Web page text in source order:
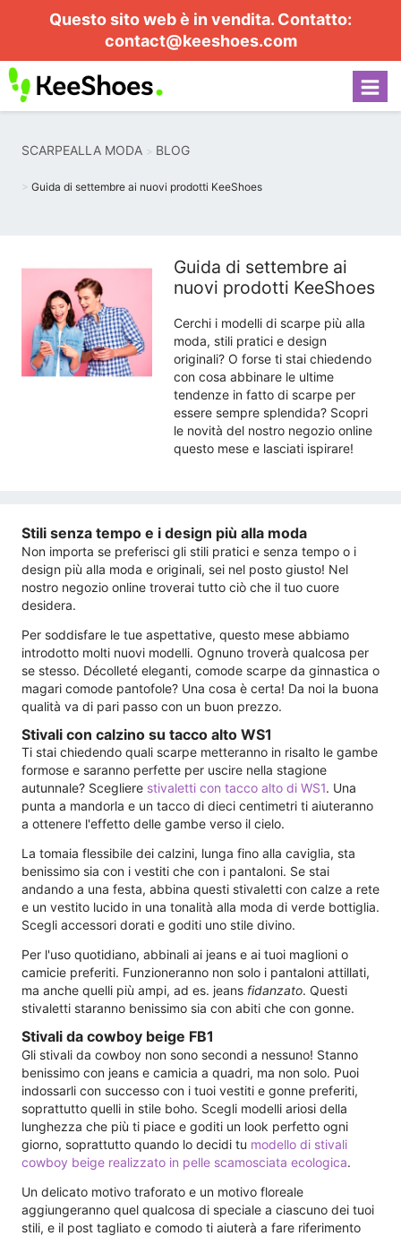
Questo sito web è in vendita. Contatto:
contact@keeshoes.com
SCARPEALLA MODA BLOG
Guida di settembre ai nuovi prodotti KeeShoes
Guida di settembre ai
nuovi prodotti KeeShoes
Cerchi i modelli di scarpe più alla
moda, stili pratici e design
originali? O forse ti stai chiedendo
con cosa abbinare le ultime
tendenze in fatto di scarpe per
essere sempre splendida? Scopri
le novità del nostro negozio online
questo mese e lasciati ispirare!
Stili senza tempo e i design più alla moda
Non importa se preferisci gli stili pratici e senza tempo o i
design più alla moda e originali, sei nel posto giusto! Nel
nostro negozio online troverai tutto ciò che il tuo cuore
desidera.
Per soddisfare le tue aspettative, questo mese abbiamo
introdotto molti nuovi modelli. Ognuno troverà qualcosa per
se stesso. Décolleté eleganti, comode scarpe da ginnastica o
magari comode pantofole? Una cosa è certa! Da noi la buona
qualità va di pari passo con un buon prezzo.
Stivali con calzino su tacco alto WS1
Ti stai chiedendo quali scarpe metteranno in risalto le gambe
formose e saranno perfette per uscire nella stagione
autunnale? Scegliere stivaletti con tacco alto di WS1. Una
punta a mandorla e un tacco di dieci centimetri ti aiuteranno
a ottenere l'effetto delle gambe verso il cielo.
La tomaia flessibile dei calzini, lunga fino alla caviglia, sta
benissimo sia con i vestiti che con i pantaloni. Se stai
andando a una festa, abbina questi stivaletti con calze a rete
e un vestito lucido in una tonalità alla moda di verde bottiglia.
Scegli accessori dorati e goditi uno stile divino.
Per l'uso quotidiano, abbinali ai jeans e ai tuoi maglioni o
camicie preferiti. Funzioneranno non solo i pantaloni attillati,
ma anche quelli più ampi, ad es. jeans fidanzato. Questi
stivaletti staranno benissimo sia con abiti che con gonne.
Stivali da cowboy beige FB1
Gli stivali da cowboy non sono secondi a nessuno! Stanno
benissimo con jeans e camicia a quadri, ma non solo. Puoi
indossarli con successo con i tuoi vestiti e gonne preferiti,
soprattutto quelli in stile boho. Scegli modelli ariosi della
lunghezza che più ti piace e goditi un look perfetto ogni
giorno, soprattutto quando lo decidi tu modello di stivali
cowboy beige realizzato in pelle scamosciata ecologica.
Un delicato motivo traforato e un motivo floreale
aggiungeranno quel qualcosa di speciale a ciascuno dei tuoi
stili, e il post tagliato e comodo ti aiuterà a fare riferimento